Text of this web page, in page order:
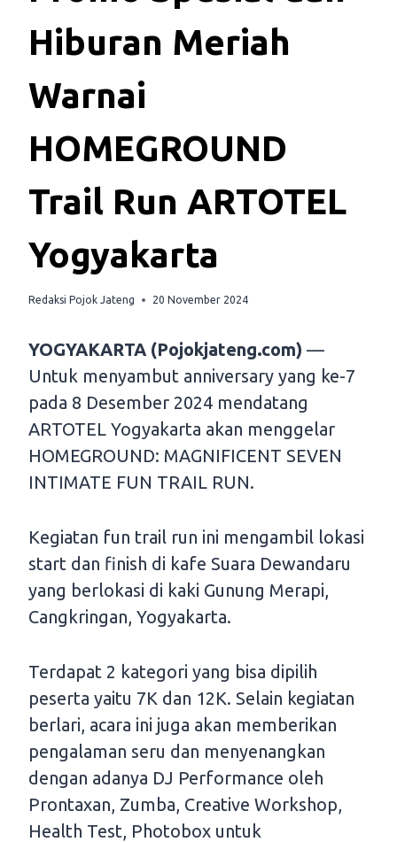
Hiburan Meriah
Warnai
HOMEGROUND
Trail Run ARTOTEL
Yogyakarta
Redaksi Pojok Jateng 20 November 2024
YOGYAKARTA (Pojokjateng.com) —
Untuk menyambut anniversary yang ke-7
pada 8 Desember 2024 mendatang
ARTOTEL Yogyakarta akan menggelar
HOMEGROUND: MAGNIFICENT SEVEN
INTIMATE FUN TRAIL RUN.
Kegiatan fun trail run ini mengambil lokasi
start dan finish di kafe Suara Dewandaru
yang berlokasi di kaki Gunung Merapi,
Cangkringan, Yogyakarta.
Terdapat 2 kategori yang bisa dipilih
peserta yaitu 7K dan 12K. Selain kegiatan
berlari, acara ini juga akan memberikan
pengalaman seru dan menyenangkan
dengan adanya DJ Performance oleh
Prontaxan, Zumba, Creative Workshop,
Health Test, Photobox untuk